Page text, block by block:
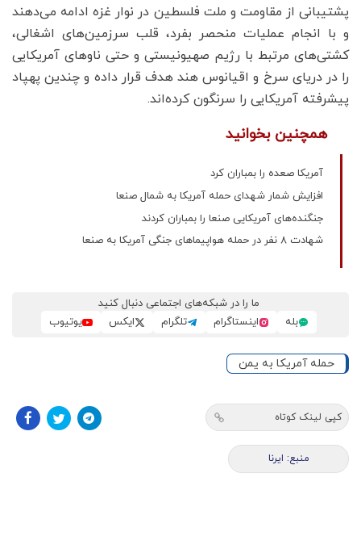
پشتیبانی از مقاومت و ملت فلسطین در نوار غزه ادامه می‌دهند
و با انجام عملیات منحصر بفرد، قلب سرزمین‌های اشغالی،
کشتی‌های مرتبط با رژیم صهیونیستی و حتی ناوهای آمریکایی
را در دریای سرخ و اقیانوس هند هدف قرار داده و چندین پهپاد
پیشرفته آمریکایی را سرنگون کرده‌اند.
همچنین بخوانید
آمریکا صعده را بمباران کرد
افزایش شمار شهدای حمله آمریکا به شمال صنعا
جنگنده‌های آمریکایی صنعا را بمباران کردند
شهادت 8 نفر در حمله هواپیماهای جنگی آمریکا به صنعا
ما را در شبکه‌های اجتماعی دنبال کنید
بله
اینستاگرام تلگرام ایکس یوتیوب
حمله آمریکا به یمن
کپی لینک کوتاه
منبع: ایرنا